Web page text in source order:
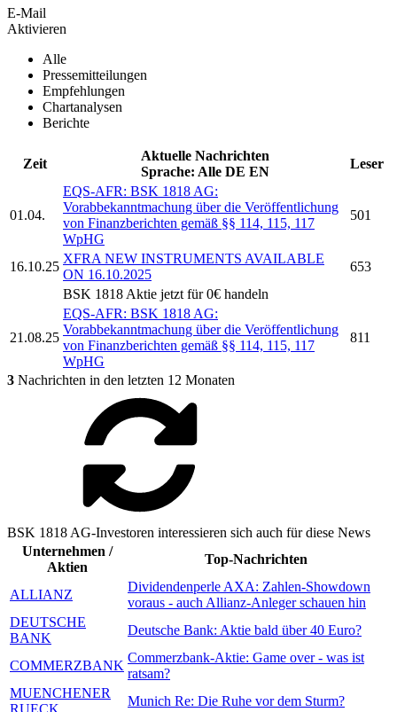
E-Mail
Aktivieren
Alle
Pressemitteilungen
Empfehlungen
Chartanalysen
Berichte
Zeit
Aktuelle Nachrichten
Sprache: Alle DE EN
Leser
01.04.
EQS-AFR: BSK 1818 AG:
Vorabbekanntmachung über die Veröffentlichung
von Finanzberichten gemäß §§ 114, 115, 117
WpHG
501
16.10.25
XFRA NEW INSTRUMENTS AVAILABLE
ON 16.10.2025
653
BSK 1818 Aktie jetzt für 0€ handeln
21.08.25
EQS-AFR: BSK 1818 AG:
Vorabbekanntmachung über die Veröffentlichung
von Finanzberichten gemäß §§ 114, 115, 117
WpHG
811
3 Nachrichten in den letzten 12 Monaten
BSK 1818 AG-Investoren interessieren sich auch für diese News
Unternehmen /
Aktien
Top-Nachrichten
ALLIANZ
Dividendenperle AXA: Zahlen-Showdown
voraus - auch Allianz-Anleger schauen hin
DEUTSCHE
BANK
Deutsche Bank: Aktie bald über 40 Euro?
COMMERZBANK
Commerzbank-Aktie: Game over - was ist
ratsam?
MUENCHENER
RUECK
Munich Re: Die Ruhe vor dem Sturm?